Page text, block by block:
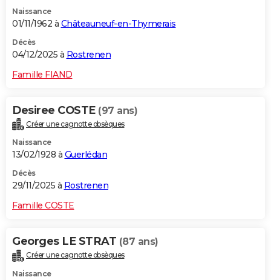
Naissance
01/11/1962 à Châteauneuf-en-Thymerais
Décès
04/12/2025 à Rostrenen
Famille FIAND
Desiree COSTE (97 ans)
Créer une cagnotte obsèques
Naissance
13/02/1928 à Guerlédan
Décès
29/11/2025 à Rostrenen
Famille COSTE
Georges LE STRAT (87 ans)
Créer une cagnotte obsèques
Naissance